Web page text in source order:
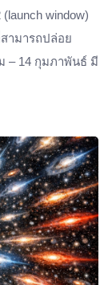
window)
ามารถปล่อย
– 14 กุมภาพันธ์ มี